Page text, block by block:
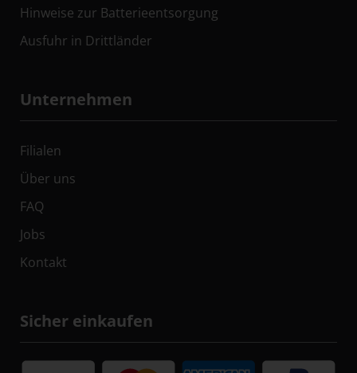
Hinweise zur Batterieentsorgung
Ausfuhr in Drittländer
Unternehmen
Filialen
Über uns
FAQ
Jobs
Kontakt
Sicher einkaufen